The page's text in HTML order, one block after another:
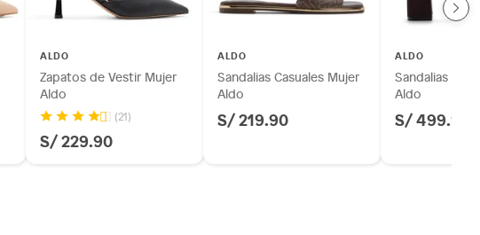
ALDO
Zapatos de Vestir Mujer
Aldo
(21)
S/ 229.90
ALDO
Sandalias Casuales Mujer
Aldo
S/ 219.90
ALDO
Sandalias de
Aldo
S/ 499.90